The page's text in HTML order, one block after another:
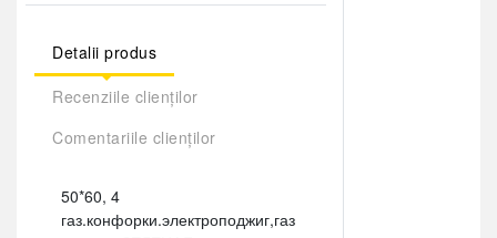
Detalii produs
Recenziile clienților
Comentariile clienților
50*60, 4
газ.конфорки.электроподжиг,газ